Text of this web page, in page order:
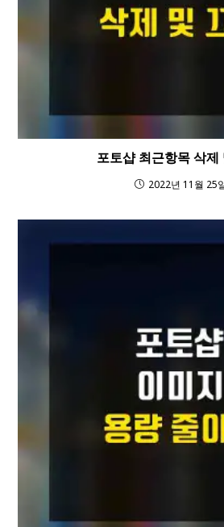
포토샵 최근항목 삭제
2022년 11월 25